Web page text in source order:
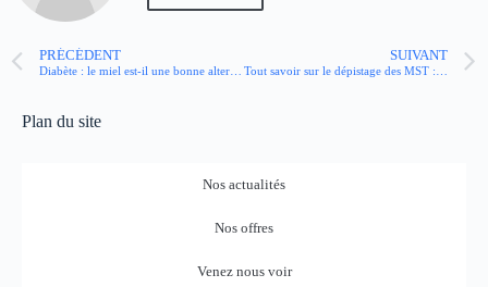
PRÉCÉDENT SUIVANT
Plan du site
Nos actualités
Nos offres
Venez nous voir